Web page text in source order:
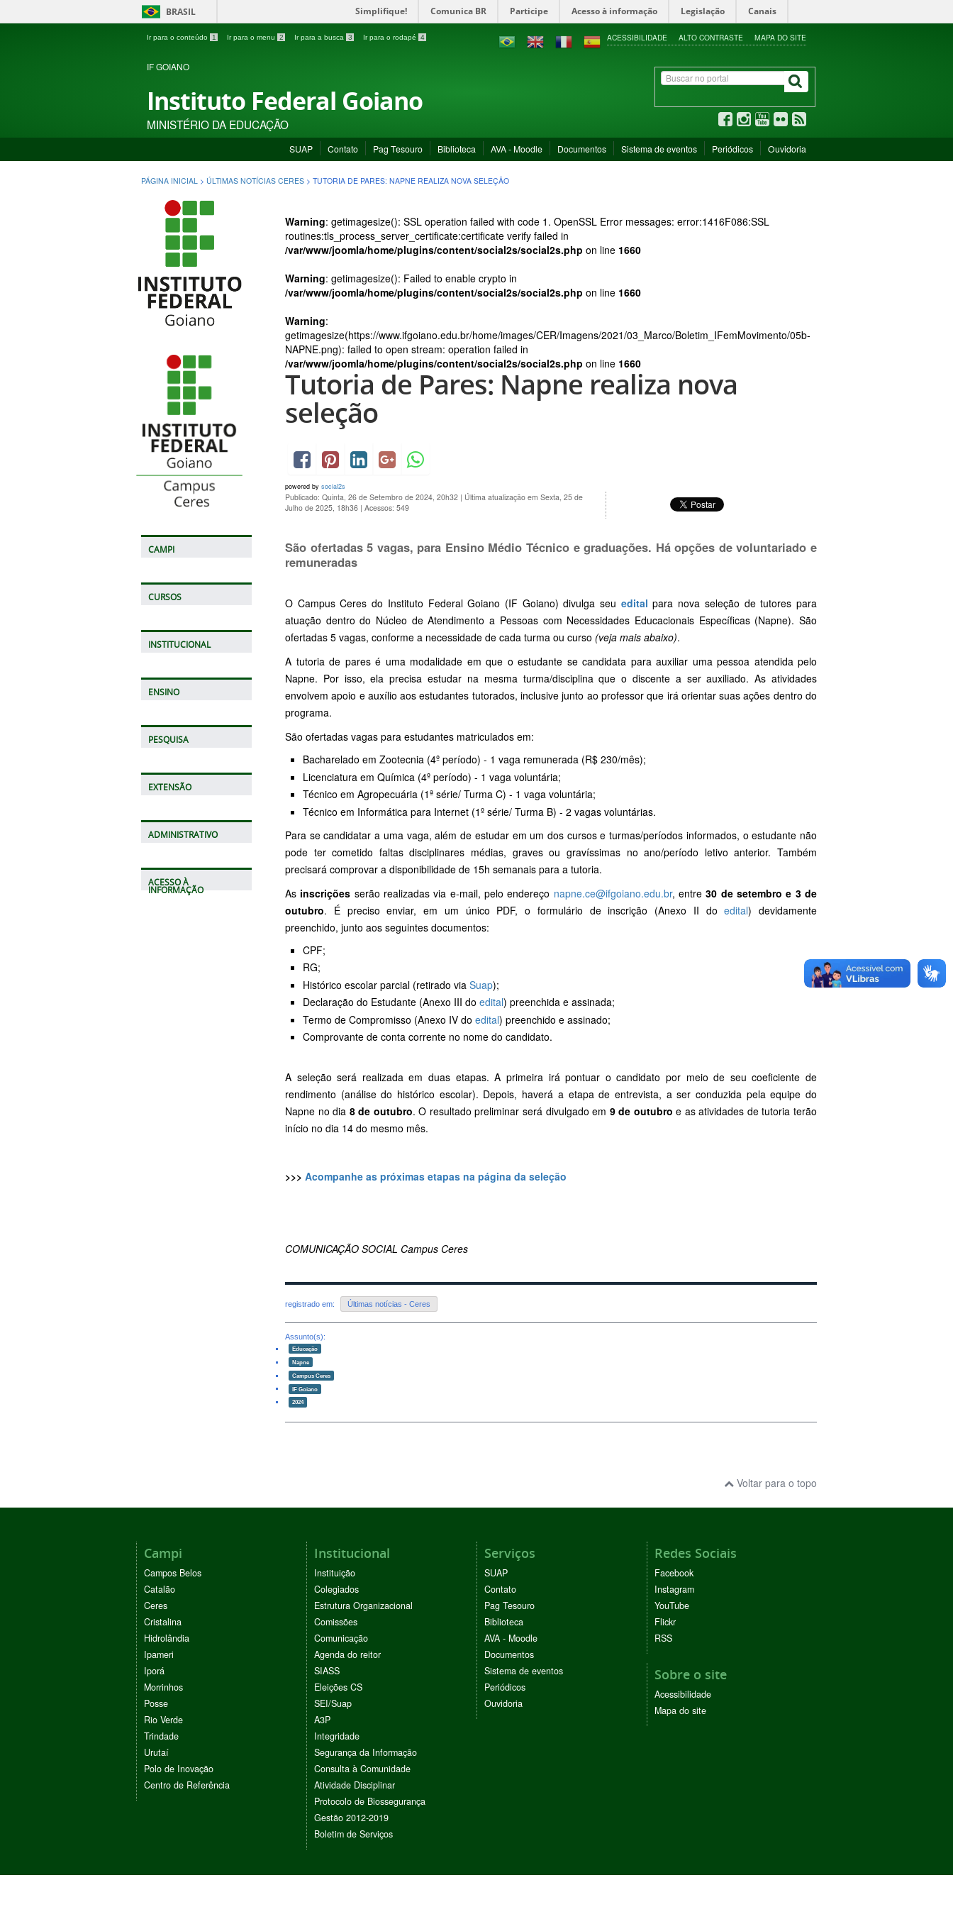
BRASIL Simplifique! Comunica BR Participe Acesso à informação Legislação Canais
Ir para o conteúdo 1 Ir para o menu 2 Ir para a busca 3 Ir para o rodapé 4 ACESSIBILIDADE ALTO CONTRASTE MAPA DO SITE
IF GOIANO
Instituto Federal Goiano
MINISTÉRIO DA EDUCAÇÃO
SUAP Contato Pag Tesouro Biblioteca AVA - Moodle Documentos Sistema de eventos Periódicos Ouvidoria
PÁGINA INICIAL > ÚLTIMAS NOTÍCIAS CERES > TUTORIA DE PARES: NAPNE REALIZA NOVA SELEÇÃO
CAMPI
CURSOS
INSTITUCIONAL
ENSINO
PESQUISA
EXTENSÃO
ADMINISTRATIVO
ACESSO À
INFORMAÇÃO
Warning: getimagesize(): SSL operation failed with code 1. OpenSSL Error messages: error:1416F086:SSL
routines:tls_process_server_certificate:certificate verify failed in
/var/www/joomla/home/plugins/content/social2s/social2s.php on line 1660
Warning: getimagesize(): Failed to enable crypto in
/var/www/joomla/home/plugins/content/social2s/social2s.php on line 1660
Warning:
getimagesize(https://www.ifgoiano.edu.br/home/images/CER/Imagens/2021/03_Marco/Boletim_IFemMovimento/05b-
NAPNE.png): failed to open stream: operation failed in
/var/www/joomla/home/plugins/content/social2s/social2s.php on line 1660
Tutoria de Pares: Napne realiza nova
seleção
powered by social2s
Publicado: Quinta, 26 de Setembro de 2024, 20h32 | Última atualização em Sexta, 25 de
Julho de 2025, 18h36 | Acessos: 549
São ofertadas 5 vagas, para Ensino Médio Técnico e graduações. Há opções de voluntariado e
remuneradas
O Campus Ceres do Instituto Federal Goiano (IF Goiano) divulga seu edital para nova seleção de tutores para
atuação dentro do Núcleo de Atendimento a Pessoas com Necessidades Educacionais Específicas (Napne). São
ofertadas 5 vagas, conforme a necessidade de cada turma ou curso (veja mais abaixo).
A tutoria de pares é uma modalidade em que o estudante se candidata para auxiliar uma pessoa atendida pelo
Napne. Por isso, ela precisa estudar na mesma turma/disciplina que o discente a ser auxiliado. As atividades
envolvem apoio e auxílio aos estudantes tutorados, inclusive junto ao professor que irá orientar suas ações dentro do
programa.
São ofertadas vagas para estudantes matriculados em:
Bacharelado em Zootecnia (4º período) - 1 vaga remunerada (R$ 230/mês);
Licenciatura em Química (4º período) - 1 vaga voluntária;
Técnico em Agropecuária (1ª série/ Turma C) - 1 vaga voluntária;
Técnico em Informática para Internet (1º série/ Turma B) - 2 vagas voluntárias.
Para se candidatar a uma vaga, além de estudar em um dos cursos e turmas/períodos informados, o estudante não
pode ter cometido faltas disciplinares médias, graves ou gravíssimas no ano/período letivo anterior. Também
precisará comprovar a disponibilidade de 15h semanais para a tutoria.
As inscrições serão realizadas via e-mail, pelo endereço napne.ce@ifgoiano.edu.br, entre30 de setembro e 3 de
outubro. É preciso enviar, em um único PDF, o formulário de inscrição (Anexo II doedital) devidamente
preenchido, junto aos seguintes documentos:
CPF;
RG;
Histórico escolar parcial (retirado via Suap);
Declaração do Estudante (Anexo III do edital) preenchida e assinada;
Termo de Compromisso (Anexo IV do edital) preenchido e assinado;
Comprovante de conta corrente no nome do candidato.
A seleção será realizada em duas etapas. A primeira irá pontuar o candidato por meio de seu coeficiente de
rendimento (análise do histórico escolar). Depois, haverá a etapa de entrevista, a ser conduzida pela equipe do
Napne no dia 8 de outubro. O resultado preliminar será divulgado em 9 de outubroe as atividades de tutoria terão
início no dia 14 do mesmo mês.
>>> Acompanhe as próximas etapas na página da seleção
COMUNICAÇÃO SOCIAL Campus Ceres
registrado em: Últimas notícias - Ceres
Assunto(s):
Educação
Napne
Campus Ceres
IF Goiano
2024
Voltar para o topo
Campi
Campos Belos
Catalão
Ceres
Cristalina
Hidrolândia
Ipameri
Iporá
Morrinhos
Posse
Rio Verde
Trindade
Urutaí
Polo de Inovação
Centro de Referência
Institucional
Instituição
Colegiados
Estrutura Organizacional
Comissões
Comunicação
Agenda do reitor
SIASS
Eleições CS
SEI/Suap
A3P
Integridade
Segurança da Informação
Consulta à Comunidade
Atividade Disciplinar
Protocolo de Biossegurança
Gestão 2012-2019
Boletim de Serviços
Serviços
SUAP
Contato
Pag Tesouro
Biblioteca
AVA - Moodle
Documentos
Sistema de eventos
Periódicos
Ouvidoria
Redes Sociais
Facebook
Instagram
YouTube
Flickr
RSS
Sobre o site
Acessibilidade
Mapa do site